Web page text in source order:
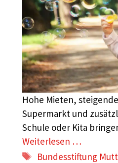
Hohe Mieten,
Supermarkt und
Schule oder Kita
Weiterlesen …
Schlagwörter
Bundesstiftung